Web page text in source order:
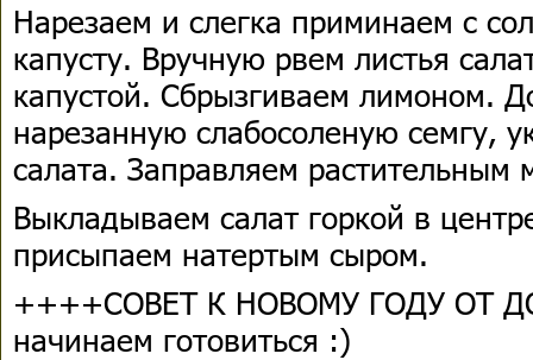
Нарезаем и слегка приминаем с
капусту. Вручную рвем листья
капустой. Сбрызгиваем лимоном.
нарезанную слабосоленую семгу,
салата. Заправляем
Выкладываем салат горкой в
присыпаем натертым сыром.
++++СОВЕТ К НОВОМУ ГОДУ ОТ
начинаем готовиться :)